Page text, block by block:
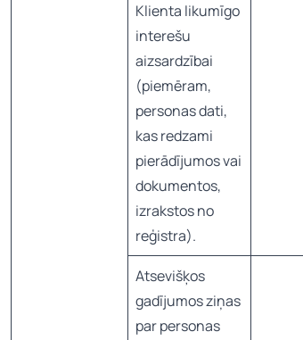
Klienta likumīgo
interešu
aizsardzībai
(piemēram,
personas dati,
kas redzami
pierādījumos vai
dokumentos,
izrakstos no
reģistra).
Atsevišķos
gadījumos ziņas
par personas